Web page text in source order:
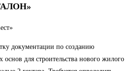
документации по созданию
основ для строительства нового жилого